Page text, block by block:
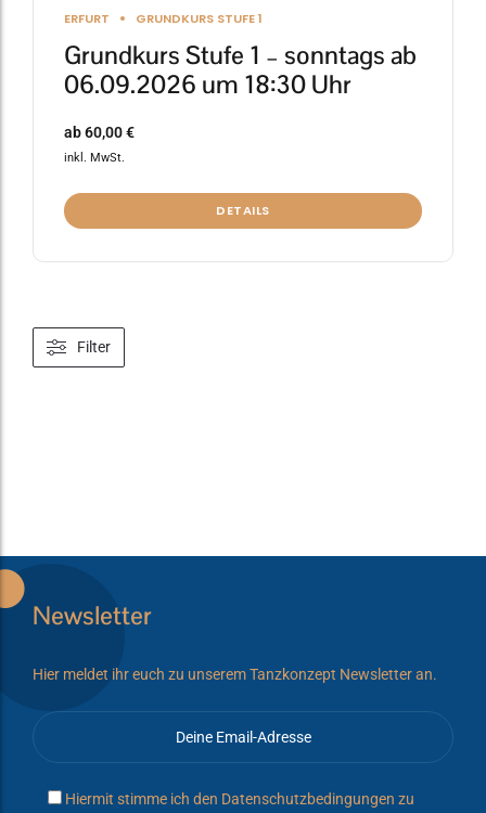
ERFURT GRUNDKURS STUFE 1
Grundkurs Stufe 1 – sonntags ab
06.09.2026 um 18:30 Uhr
ab60,00€
inkl. MwSt.
DETAILS
Filter
Newsletter
Hier meldet ihr euch zu unserem Tanzkonzept Newsletter an.
Hiermit stimme ich den Datenschutzbedingungen zu